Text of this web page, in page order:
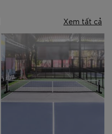
Xem tất cả